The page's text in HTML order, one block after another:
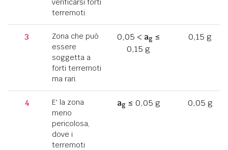
verificarsi forti
terremoti.
3
Zona che può
essere
soggetta a
forti terremoti
ma rari.
0,05 < ag≤
0,15 g
0,15 g
4
E' la zona
meno
pericolosa,
dove i
terremoti
ag≤ 0,05 g 0,05 g